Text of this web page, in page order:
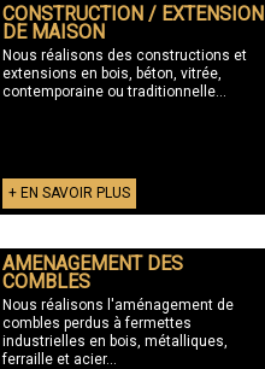
+ CONSTRUCTION / EXTENSION
CONSTRUCTION / EXTENSION
DE MAISON
Nous réalisons des constructions et
extensions en bois, béton, vitrée,
contemporaine ou traditionnelle...
+ EN SAVOIR PLUS
AMENAGEMENT DES
COMBLES
Nous réalisons l'aménagement de
combles perdus à fermettes
industrielles en bois, métalliques,
ferraille et acier...